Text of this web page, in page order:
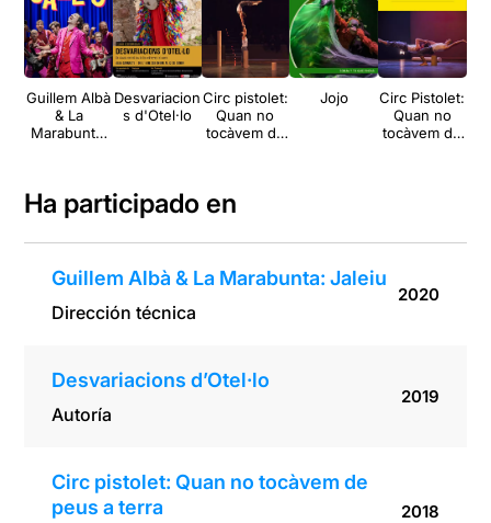
Guillem Albà
& La
Marabunta:
Desvariacion
s d'Otel·lo
Circ pistolet:
Quan no
tocàvem de
Jojo
Circ Pistolet:
Quan no
tocàvem de
Ha participado en
Guillem Albà & La Marabunta: Jaleiu
Dirección técnica
2020
Desvariacions d’Otel·lo
Autoría
2019
Circ pistolet: Quan no tocàvem de
peus a terra
2018